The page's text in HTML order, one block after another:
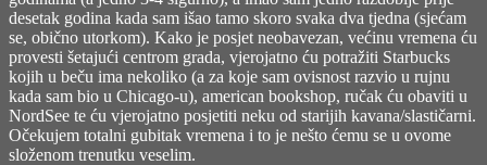
desetak godina kada sam išao tamo skoro svaka dva tjedna (sjećam
se, obično utorkom). Kako je posjet neobavezan, većinu vremena ću
provesti šetajući centrom grada, vjerojatno ću potražiti Starbucks
kojih u beču ima nekoliko (a za koje sam ovisnost razvio u rujnu
kada sam bio u Chicago-u), american bookshop, ručak ću obaviti u
NordSee te ću vjerojatno posjetiti neku od starijih kavana/slastičarni.
Očekujem totalni gubitak vremena i to je nešto ćemu se u ovome
složenom trenutku veselim.